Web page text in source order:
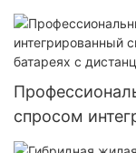
литий-
домашней
спросом
прожектор на